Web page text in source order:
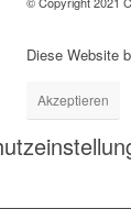
Diese Website
Akzeptieren